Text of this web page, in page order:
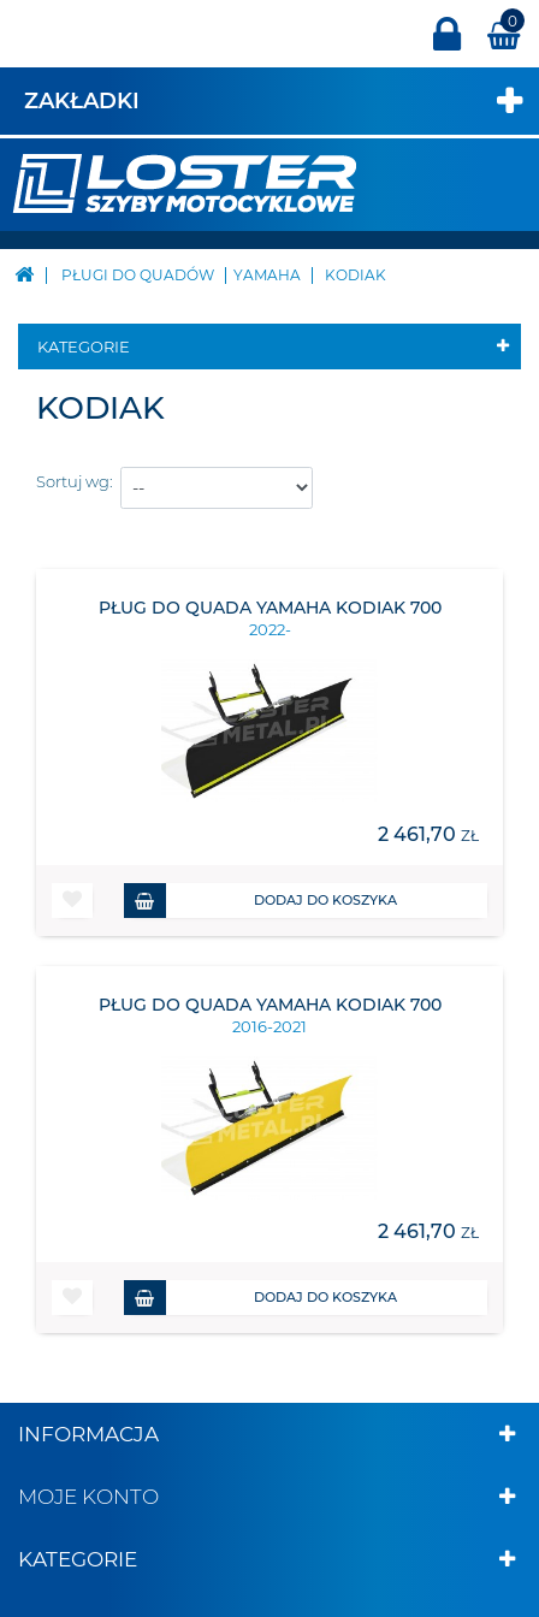
0
ZAKŁADKI
PŁUGI DO QUADÓW YAMAHA KODIAK
KATEGORIE
KODIAK
Sortuj wg:
PŁUG DO QUADA YAMAHA KODIAK 700
2022-
2 461,70 ZŁ
DODAJ DO KOSZYKA
PŁUG DO QUADA YAMAHA KODIAK 700
2016-2021
2 461,70 ZŁ
DODAJ DO KOSZYKA
INFORMACJA
MOJE KONTO
KATEGORIE